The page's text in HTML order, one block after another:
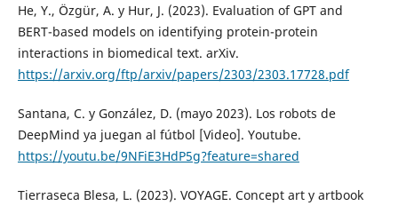
He, Y., Özgür, A. y Hur, J. (2023). Evaluation of GPT and
BERT-based models on identifying protein-protein
interactions in biomedical text. arXiv.
https://arxiv.org/ftp/arxiv/papers/2303/2303.17728.pdf
Santana, C. y González, D. (mayo 2023). Los robots de
DeepMind ya juegan al fútbol [Video]. Youtube.
https://youtu.be/9NFiE3HdP5g?feature=shared
Tierraseca Blesa, L. (2023). VOYAGE. Concept art y artbook